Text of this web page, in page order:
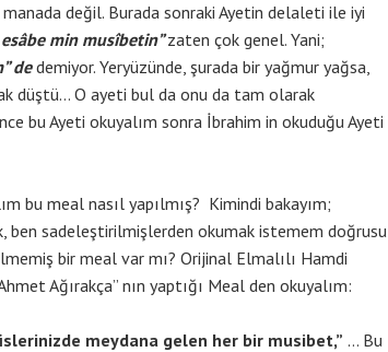
değil. Burada sonraki Ayetin delaleti ile iyi
min musîbetin”zaten çok genel. Yani;
dedemiyor. Yeryüzünde, şurada bir yağmur yağsa,
düştü… O ayeti bul da onu da tam olarak
bu Ayeti okuyalım sonra İbrahim in okuduğu Ayeti
bu meal nasıl yapılmış? Kimindi bakayım;
sadeleştirilmişlerden okumak istemem doğrusu
bir meal var mı? Orijinal Elmalılı Hamdi
Ağırakça” nın yaptığı Meal den okuyalım:
meydana gelen her bir musibet,” … Bu